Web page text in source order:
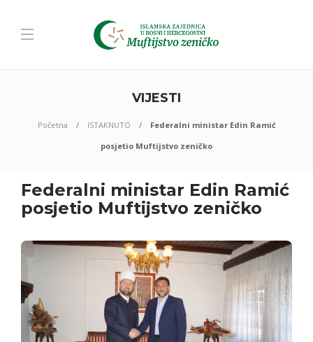
VIJESTI
Početna ISTAKNUTO
Federalni ministar Edin Ramić
posjetio Muftijstvo zeničko
Federalni ministar Edin Ramić
posjetio Muftijstvo zeničko